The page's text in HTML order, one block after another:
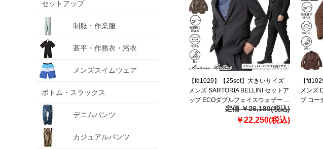
セットアップ
制服・作業服
甚平・作務衣・浴衣
メンズスイムウェア
ボトム・スラックス
デニムパンツ
カジュアルパンツ
【fd1029】【25set】大きいサイズ
メンズ SARTORIA BELLINI セットア
ップ ECOダブルフェイスウェザー ス
トレッチ ジャケット 軽量 ウォッシ
ャブル スマリラ azw2523-sj1
定価 ￥26,180(税込)
￥22,250(税込)
【
メンズ
プ コー
ット